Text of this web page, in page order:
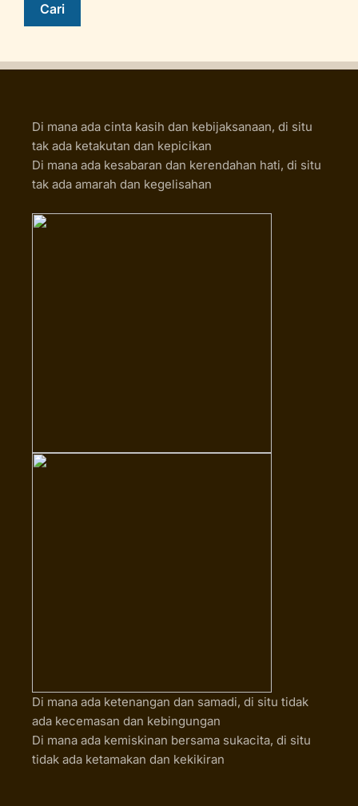
Di mana ada cinta kasih dan kebijaksanaan, di situ
tak ada ketakutan dan kepicikan
Di mana ada kesabaran dan kerendahan hati, di situ
tak ada amarah dan kegelisahan
Di mana ada ketenangan dan samadi, di situ tidak
ada kecemasan dan kebingungan
Di mana ada kemiskinan bersama sukacita, di situ
tidak ada ketamakan dan kekikiran